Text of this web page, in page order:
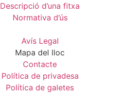
Descripció d’una fitxa
Normativa d’ús
Avís Legal
Mapa del lloc
Contacte
Política de privadesa
Política de galetes